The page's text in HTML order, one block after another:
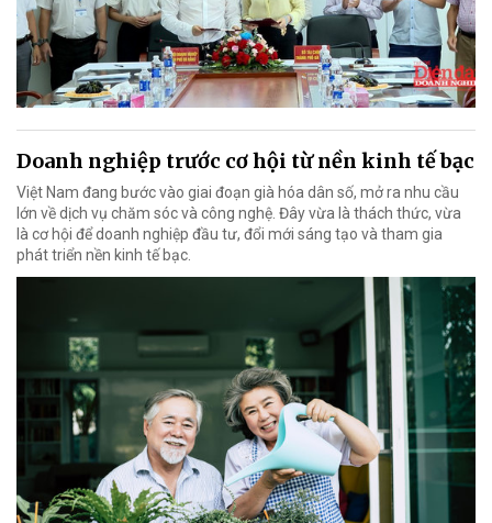
Doanh nghiệp trước cơ hội từ nền kinh tế bạc
Việt Nam đang bước vào giai đoạn già hóa dân số, mở ra nhu cầu
lớn về dịch vụ chăm sóc và công nghệ. Đây vừa là thách thức, vừa
là cơ hội để doanh nghiệp đầu tư, đổi mới sáng tạo và tham gia
phát triển nền kinh tế bạc.